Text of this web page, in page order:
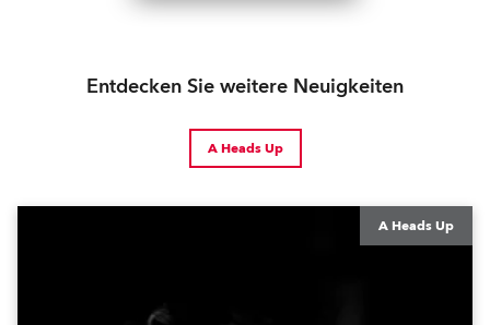
Entdecken Sie weitere Neuigkeiten
A Heads Up
A Heads Up